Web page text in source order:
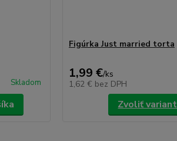
Skladom
Figúrka Just married torta
1,99 €/ks
1,62 € bez DPH
Zvoliť variant